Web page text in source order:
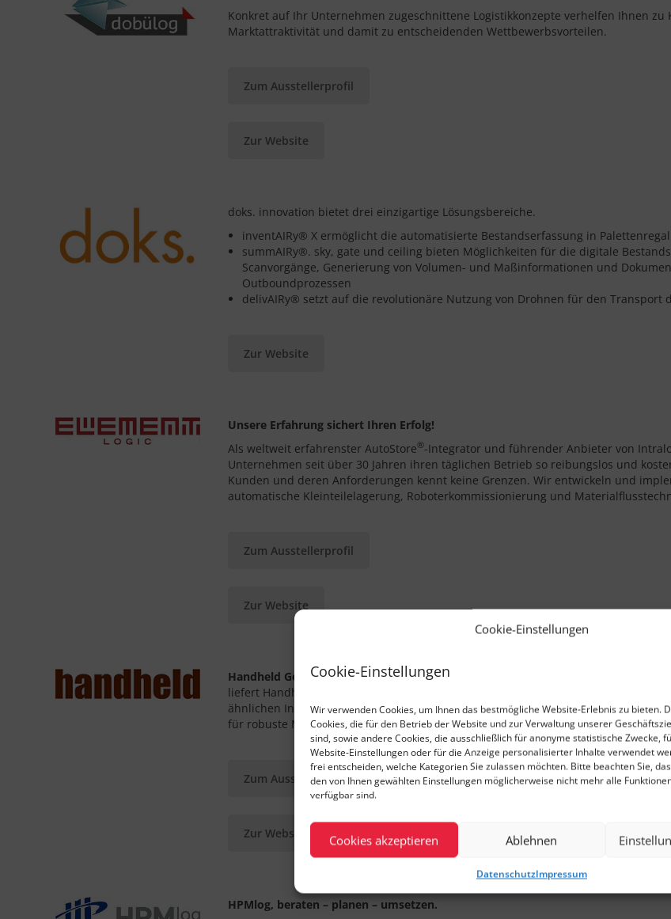
Cookie-Einstellungen
Cookie-Einstellungen
Wir verwenden Cookies, um Ihnen das bestmögliche Website-Erlebnis zu bieten.
Cookies, die für den Betrieb der Website und zur Verwaltung unserer
sind, sowie andere Cookies, die ausschließlich für anonyme statistische Zwecke,
Website-Einstellungen oder für die Anzeige personalisierter Inhalte verwendet
frei entscheiden, welche Kategorien Sie zulassen möchten. Bitte beachten Sie,
den von Ihnen gewählten Einstellungen möglicherweise nicht mehr alle
verfügbar sind.
Cookies akzeptieren Ablehnen
DatenschutzImpressum
Konkret auf Ihr Unternehmen zugeschnittene Logistikkonzepte verhelfen Ihnen
Marktattraktivität und damit zu entscheidenden Wettbewerbsvorteilen.
Zum Ausstellerprofil
Zur Website
doks. innovation bietet drei einzigartige Lösungsbereiche.
inventAIRy® X ermöglicht die automatisierte Bestandserfassung in
summAIRy®. sky, gate und ceiling bieten Möglichkeiten für die digitale
Scanvorgänge, Generierung von Volumen- und Maßinformationen und
Outboundprozessen
delivAIRy® setzt auf die revolutionäre Nutzung von Drohnen für den
Zur Website
Unsere Erfahrung sichert Ihren Erfolg!
Als weltweit erfahrenster AutoStore®-Integrator und führender Anbieter von
Unternehmen seit über 30 Jahren ihren täglichen Betrieb so reibungslos und
Kunden und deren Anforderungen kennt keine Grenzen. Wir entwickeln und
automatische Kleinteilelagerung, Roboterkommissionierung und
Zum Ausstellerprofil
Zur Website
Handheld Germany GmbHist ein Lieferant von robusten PDAs und
liefert Handheld Germany komplette Mobillösungen für Forstwirtschaft,
ähnlichen Industriebereichen. Handheld Germany ist eine Niederlassung der
für robuste Mobilcomputer.
Zum Ausstellerprofil
Zur Website
HPMlog, beraten – planen – umsetzen.